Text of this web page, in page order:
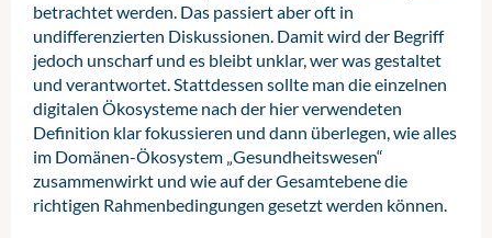
betrachtet werden. Das passiert aber oft in
undifferenzierten Diskussionen. Damit wird der Begriff
jedoch unscharf und es bleibt unklar, wer was gestaltet
und verantwortet. Stattdessen sollte man die einzelnen
digitalen Ökosysteme nach der hier verwendeten
Definition klar fokussieren und dann überlegen, wie alles
im Domänen-Ökosystem „Gesundheitswesen“
zusammenwirkt und wie auf der Gesamtebene die
richtigen Rahmenbedingungen gesetzt werden können.